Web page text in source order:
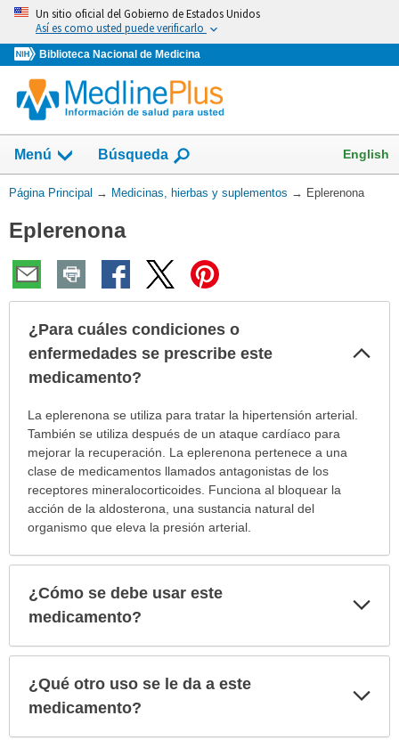
Omita
vaya
al
Contenido
Un sitio oficial del Gobierno de Estados Unidos
Así es como usted puede verificarlo
Biblioteca Nacional de Medicina
Menú
Mostrar
campo
de
Búsqueda English
Usted
aquí:
Página Principal → Medicinas, hierbas y suplementos → Eplerenona
Eplerenona
¿Para cuáles condiciones o
enfermedades se prescribe este
medicamento?
¿Para
cuáles
condiciones
enfermedades
prescribe
medicamento?
sido
extendido.
La eplerenona se utiliza para tratar la hipertensión arterial.
También se utiliza después de un ataque cardíaco para
mejorar la recuperación. La eplerenona pertenece a una
clase de medicamentos llamados antagonistas de los
receptores mineralocorticoides. Funciona al bloquear la
acción de la aldosterona, una sustancia natural del
organismo que eleva la presión arterial.
¿Cómo se debe usar este
medicamento?
¿Qué otro uso se le da a este
medicamento?